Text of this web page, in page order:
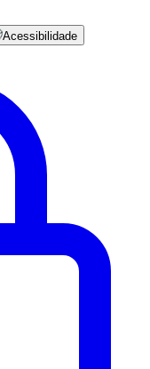
Acessibilidade